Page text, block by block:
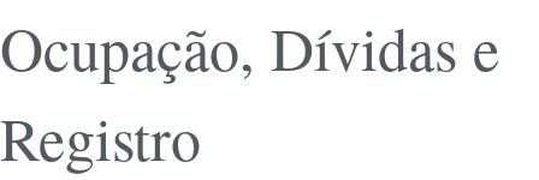
Ocupação, Dívidas e
Registro